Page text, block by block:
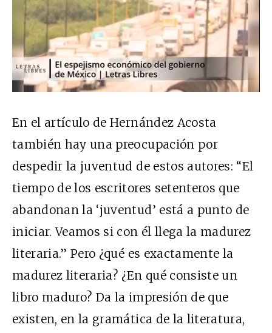
En el artículo de Hernández Acosta
también hay una preocupación por
despedir la juventud de estos autores: “El
tiempo de los escritores setenteros que
abandonan la ‘juventud’ está a punto de
iniciar. Veamos si con él llega la madurez
literaria.” Pero ¿qué es exactamente la
madurez literaria? ¿En qué consiste un
libro maduro? Da la impresión de que
existen, en la gramática de la literatura,